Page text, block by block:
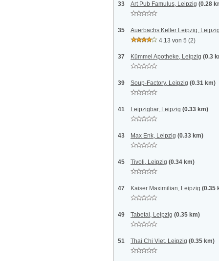
33 Art Pub Famulus, Leipzig (0.28
35
Auerbachs Keller Leipzig,
4.13 von 5 (2)
37 Kümmel Apotheke, Leipzig (0.3
39 Soup-Factory, Leipzig (0.31 km)
41 Leipzigbar, Leipzig (0.33 km)
43 Max Enk, Leipzig (0.33 km)
45 Tivoli, Leipzig (0.34 km)
47 Kaiser Maximilian, Leipzig (0.35
49 Tabetai, Leipzig (0.35 km)
51 Thai Chi Viet, Leipzig (0.35 km)